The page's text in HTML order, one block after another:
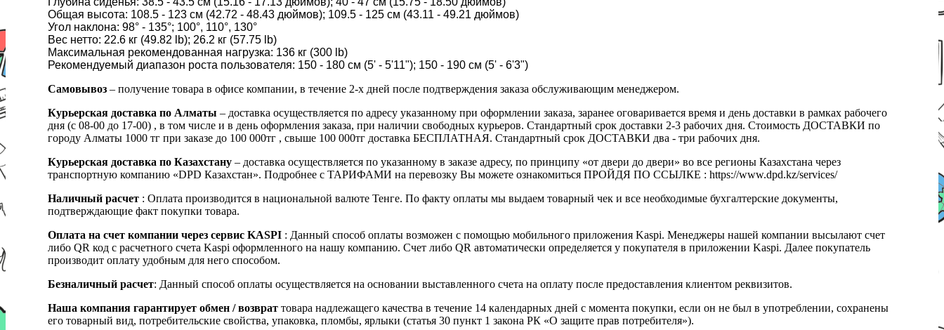
Общая высота: 108.5 - 123 см (42.72 - 48.43 дюймов); 109.5 - 125 см (43.11 - 49.21 дюймов)
Угол наклона: 98° - 135°; 100°, 110°, 130°
Вес нетто: 22.6 кг (49.82 lb); 26.2 кг (57.75 lb)
Максимальная рекомендованная нагрузка: 136 кг (300 lb)
Рекомендуемый диапазон роста пользователя: 150 - 180 см (5' - 5'11"); 150 - 190 см (5' - 6'3")
Самовывоз – получение товара в офисе компании, в течение 2-х дней после подтверждения заказа обслуживающим менеджером.
Курьерская доставка по Алматы – доставка осуществляется по адресу указанному при оформлении заказа, заранее оговаривается время и день доставки в рамках рабочего
дня (с 08-00 до 17-00) , в том числе и в день оформления заказа, при наличии свободных курьеров. Стандартный срок доставки 2-3 рабочих дня. Стоимость ДОСТАВКИ по
городу Алматы 1000 тг при заказе до 100 000тг , свыше 100 000тг доставка БЕСПЛАТНАЯ. Стандартный срок ДОСТАВКИ два - три рабочих дня.
Курьерская доставка по Казахстану – доставка осуществляется по указанному в заказе адресу, по принципу «от двери до двери» во все регионы Казахстана через
транспортную компанию «DPD Казахстан». Подробнее с ТАРИФАМИ на перевозку Вы можете ознакомиться ПРОЙДЯ ПО ССЫЛКЕ : https://www.dpd.kz/services/
Наличный расчет : Оплата производится в национальной валюте Тенге. По факту оплаты мы выдаем товарный чек и все необходимые бухгалтерские документы,
подтверждающие факт покупки товара.
Оплата на счет компании через сервис KASPI : Данный способ оплаты возможен с помощью мобильного приложения Kaspi. Менеджеры нашей компании высылают счет
либо QR код с расчетного счета Kaspi оформленного на нашу компанию. Счет либо QR автоматически определяется у покупателя в приложении Kaspi. Далее покупатель
производит оплату удобным для него способом.
Безналичный расчет: Данный способ оплаты осуществляется на основании выставленного счета на оплату после предоставления клиентом реквизитов.
Наша компания гарантирует обмен / возврат товара надлежащего качества в течение 14 календарных дней с момента покупки, если он не был в употреблении, сохранены
его товарный вид, потребительские свойства, упаковка, пломбы, ярлыки (статья 30 пункт 1 закона РК «О защите прав потребителя»).